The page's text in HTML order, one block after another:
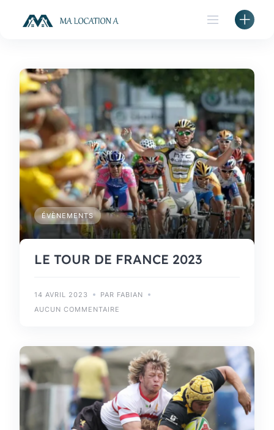
ÉVÈNEMENTS
LE TOUR DE FRANCE 2023
14 AVRIL 2023
PAR FABIAN
AUCUN COMMENTAIRE